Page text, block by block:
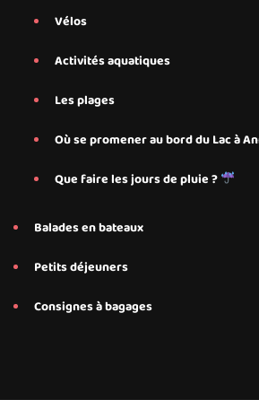
Vélos
Activités aquatiques
Les plages
Où se promener au bord du Lac à
Que faire les jours de pluie ?
Balades en bateaux
Petits déjeuners
Consignes à bagages